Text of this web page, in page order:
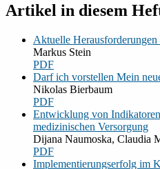
Artikel in diesem
Aktuelle
Markus Stein
PDF
Darf ich vorstellen Mein
Nikolas Bierbaum
PDF
Entwicklung von
medizinischen Versorgung
Dijana Naumoska, Claudia
PDF
Implementierungserfolg im